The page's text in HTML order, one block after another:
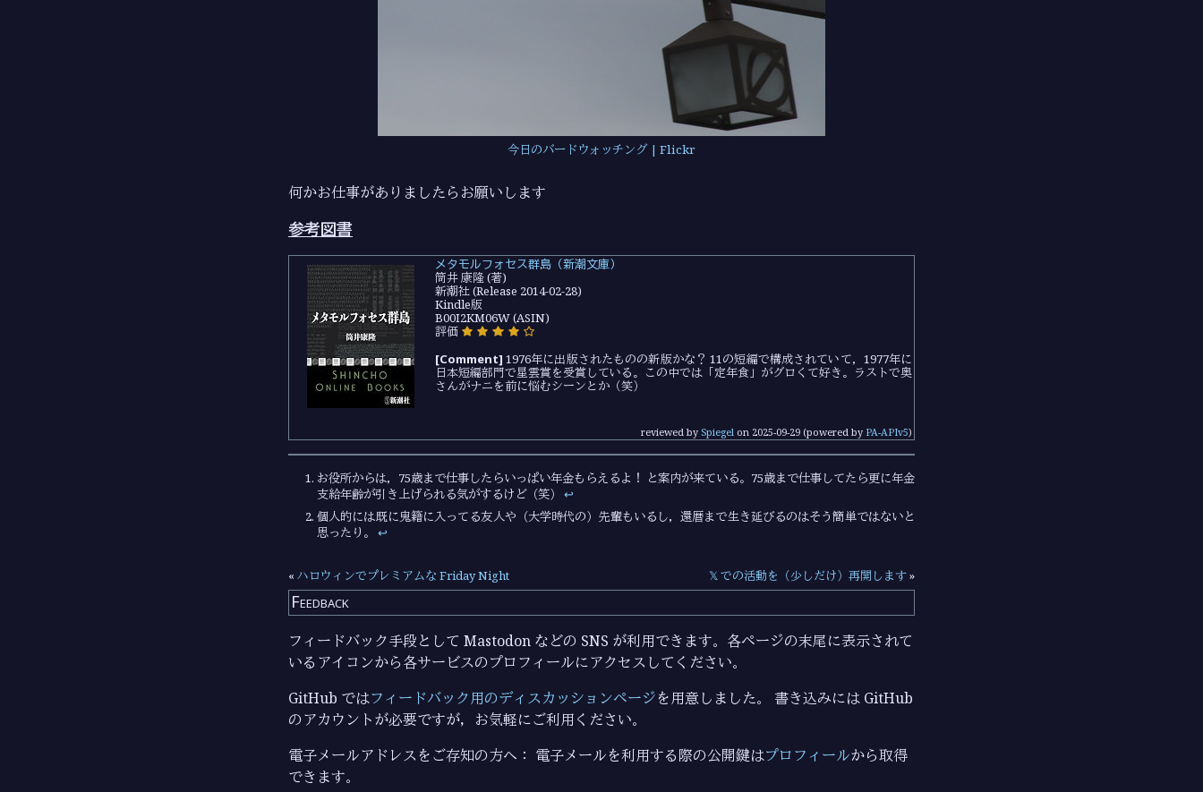
今日のバードウォッチング | Flickr
何かお仕事がありましたらお願いします
参考図書
メタモルフォセス群島（新潮文庫）
筒井 康隆 (著)
新潮社 (Release 2014-02-28)
Kindle版
B00I2KM06W (ASIN)
評価
[Comment] 1976年に出版されたものの新版かな？ 11の短編で構成されていて，1977年に
日本短編部門で星雲賞を受賞している。この中では「定年食」がグロくて好き。ラストで奥
さんがナニを前に悩むシーンとか（笑）
reviewed by Spiegel on 2025-09-29 (powered by PA-APIv5)
お役所からは，75歳まで仕事したらいっぱい年金もらえるよ！ と案内が来ている。75歳まで仕事してたら更に年金
支給年齢が引き上げられる気がするけど（笑） ↩︎
個人的には既に鬼籍に入ってる友人や（大学時代の）先輩もいるし，還暦まで生き延びるのはそう簡単ではないと
思ったり。 ↩︎
« ハロウィンでプレミアムな Friday Night 𝕏 での活動を（少しだけ）再開します»
Feedback
フィードバック手段として Mastodon などの SNS が利用できます。各ページの末尾に表示されて
いるアイコンから各サービスのプロフィールにアクセスしてください。
GitHub ではフィードバック用のディスカッションページを用意しました。 書き込みには GitHub
のアカウントが必要ですが，お気軽にご利用ください。
電子メールアドレスをご存知の方へ： 電子メールを利用する際の公開鍵はプロフィールから取得
できます。